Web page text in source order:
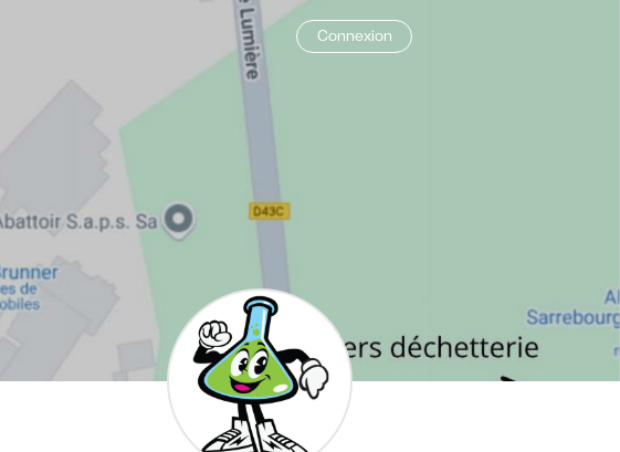
Connexion